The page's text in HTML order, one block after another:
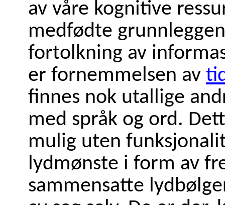
av våre kognitive
medfødte
fortolkning av
er fornemmelsen av
finnes nok utallige
med språk og ord.
mulig uten
lydmønste i form av
sammensatte